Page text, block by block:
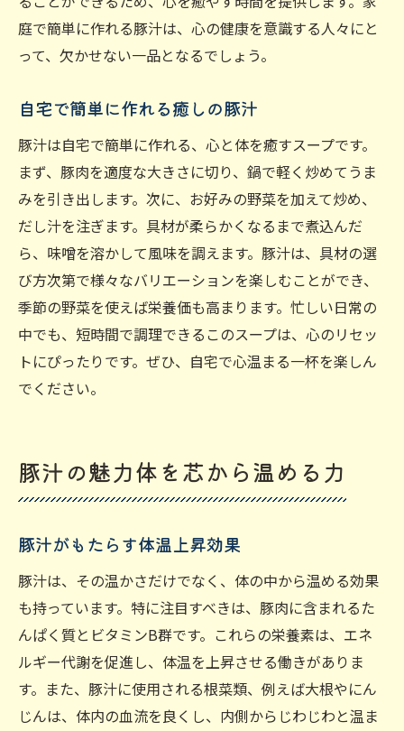
庭で簡単に作れる豚汁は、心の健康を意識する人々にと
って、欠かせない一品となるでしょう。
自宅で簡単に作れる癒しの豚汁
豚汁は自宅で簡単に作れる、心と体を癒すスープです。
まず、豚肉を適度な大きさに切り、鍋で軽く炒めてうま
みを引き出します。次に、お好みの野菜を加えて炒め、
だし汁を注ぎます。具材が柔らかくなるまで煮込んだ
ら、味噌を溶かして風味を調えます。豚汁は、具材の選
び方次第で様々なバリエーションを楽しむことができ、
季節の野菜を使えば栄養価も高まります。忙しい日常の
中でも、短時間で調理できるこのスープは、心のリセッ
トにぴったりです。ぜひ、自宅で心温まる一杯を楽しん
でください。
豚汁の魅力体を芯から温める力
豚汁がもたらす体温上昇効果
豚汁は、その温かさだけでなく、体の中から温める効果
も持っています。特に注目すべきは、豚肉に含まれるた
んぱく質とビタミンB群です。これらの栄養素は、エネ
ルギー代謝を促進し、体温を上昇させる働きがありま
す。また、豚汁に使用される根菜類、例えば大根やにん
じんは、体内の血流を良くし、内側からじわじわと温ま